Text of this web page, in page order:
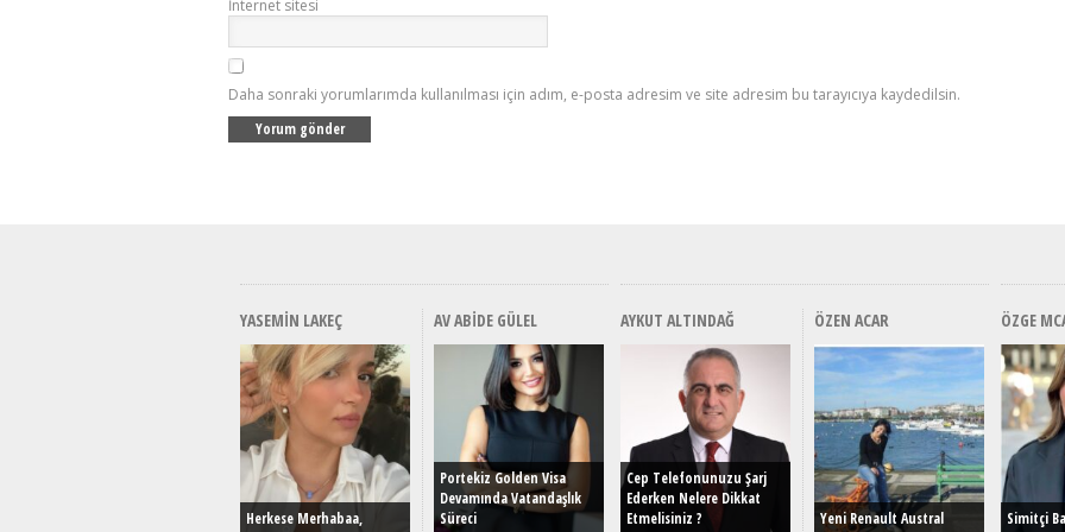
İnternet sitesi
Daha sonraki yorumlarımda kullanılması için adım, e-posta adresim ve site adresim bu tarayıcıya kaydedilsin.
YASEMIN LAKEÇ
Herkese Merhabaa,
AV ABIDE GÜLEL
Portekiz Golden Visa
Devamında Vatandaşlık
Süreci
Alınır Mı? Uzak Mı
Durulmalı? Tüm
Yönleriyle MG HS Plug-In
Hybrid (EHS) İncelemesi
Alınır Mı? Uzak Mı
Durulmalı? Tüm
Yönleriyle MG HS Plug-In
Hybrid (EHS) İncelemesi
Alınır
AYKUT ALTINDAĞ
Cep Telefonunuzu Şarj
Ederken Nelere Dikkat
Etmelisiniz ?
ÖZEN ACAR
Yeni Renault Austral
Alınır
Hybrid
ÖZGE
Simitçi